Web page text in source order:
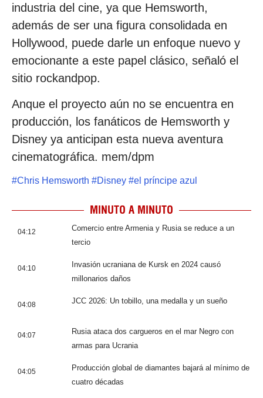
industria del cine, ya que Hemsworth,
además de ser una figura consolidada en
Hollywood, puede darle un enfoque nuevo y
emocionante a este papel clásico, señaló el
sitio rockandpop.
Anque el proyecto aún no se encuentra en
producción, los fanáticos de Hemsworth y
Disney ya anticipan esta nueva aventura
cinematográfica. mem/dpm
#Chris Hemsworth #Disney #el príncipe azul
MINUTO A MINUTO
04:12
Comercio entre Armenia y Rusia se reduce a un
tercio
04:10
Invasión ucraniana de Kursk en 2024 causó
millonarios daños
04:08 JCC 2026: Un tobillo, una medalla y un sueño
04:07
Rusia ataca dos cargueros en el mar Negro con
armas para Ucrania
04:05
Producción global de diamantes bajará al mínimo de
cuatro décadas